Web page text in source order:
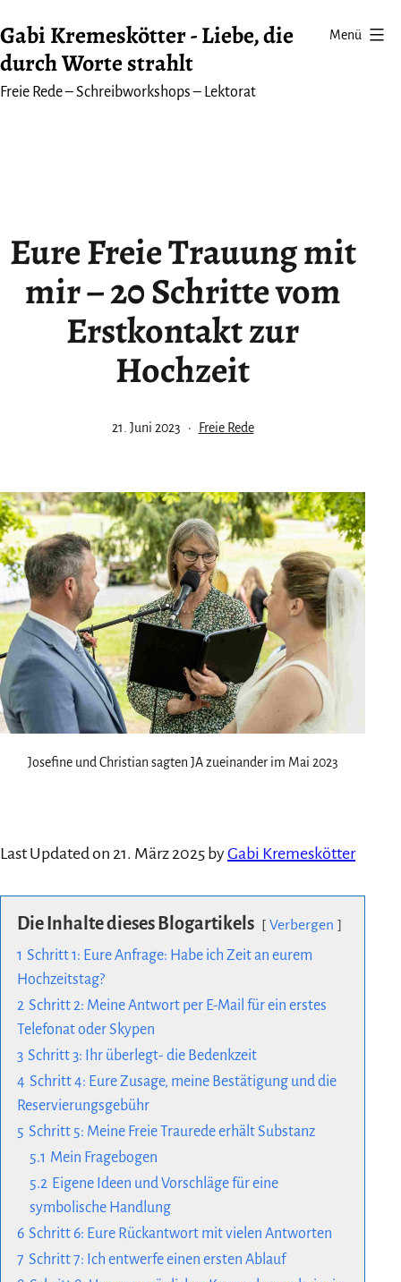
Inhalt
springen
Gabi Kremeskötter - Liebe, die
durch Worte strahlt
Freie Rede – Schreibworkshops – Lektorat
Menü
Eure Freie Trauung mit
mir – 20 Schritte vom
Erstkontakt zur
Hochzeit
Veröffentlicht
21. Juni 2023
Kategorisiert
Freie Rede
Josefine und Christian sagten JA zueinander im Mai 2023
Last Updated on 21. März 2025 byGabi Kremeskötter
Die Inhalte dieses Blogartikels
Verbergen
1 Schritt 1: Eure Anfrage: Habe ich Zeit an eurem
Hochzeitstag?
2 Schritt 2: Meine Antwort per E-Mail für ein erstes
Telefonat oder Skypen
3 Schritt 3: Ihr überlegt- die Bedenkzeit
4 Schritt 4: Eure Zusage, meine Bestätigung und die
Reservierungsgebühr
5 Schritt 5: Meine Freie Traurede erhält Substanz
5.1 Mein Fragebogen
5.2 Eigene Ideen und Vorschläge für eine
symbolische Handlung
6 Schritt 6: Eure Rückantwort mit vielen Antworten
7 Schritt 7: Ich entwerfe einen ersten Ablauf